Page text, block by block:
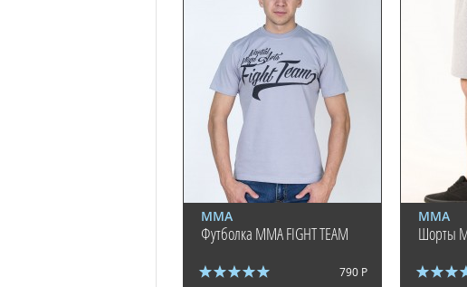
ММА
Футболка MMA FIGHT TEAM
790 Р
ММА
Шорты